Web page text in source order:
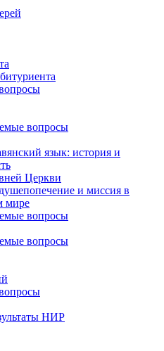
вопросы
язык: история и
Церкви
и миссия в
мире
вопросы
вопросы
НИР